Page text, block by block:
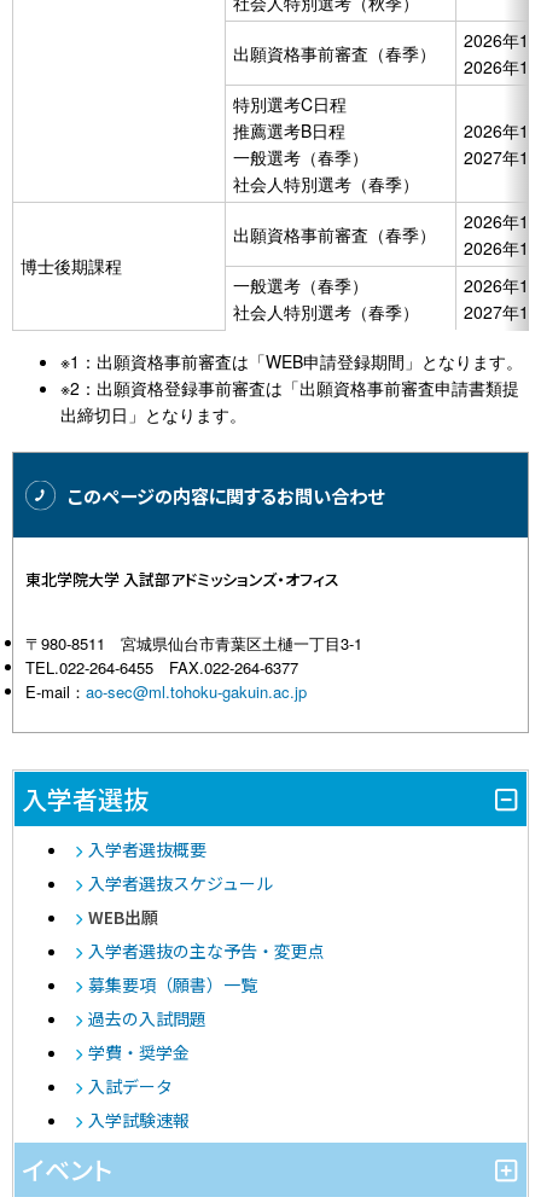
入学者選抜
入学者選抜概要
入学者選抜スケジュール
WEB出願
入学者選抜の主な予告・変更点
募集要項（願書）一覧
過去の入試問題
学費・奨学金
入試データ
入学試験速報
イベント
出願資格事前審査（春季）
2026年
2026年
特別選考C日程
推薦選考B日程
一般選考（春季）
社会人特別選考（春季）
2026年
2027年1
博士後期課程
出願資格事前審査（春季）
2026年
2026年
一般選考（春季）
社会人特別選考（春季）
2026年
2027年1
※1：出願資格事前審査は「WEB申請登録期間」となります。
※2：出願資格登録事前審査は「出願資格事前審査申請書類提
出締切日」となります。
このページの内容に関するお問い合わせ
東北学院大学 入試部アドミッションズ・オフィス
〒980-8511 宮城県仙台市青葉区土樋一丁目3-1
TEL.022-264-6455 FAX.022-264-6377
E-mail： ao-sec@ml.tohoku-gakuin.ac.jp